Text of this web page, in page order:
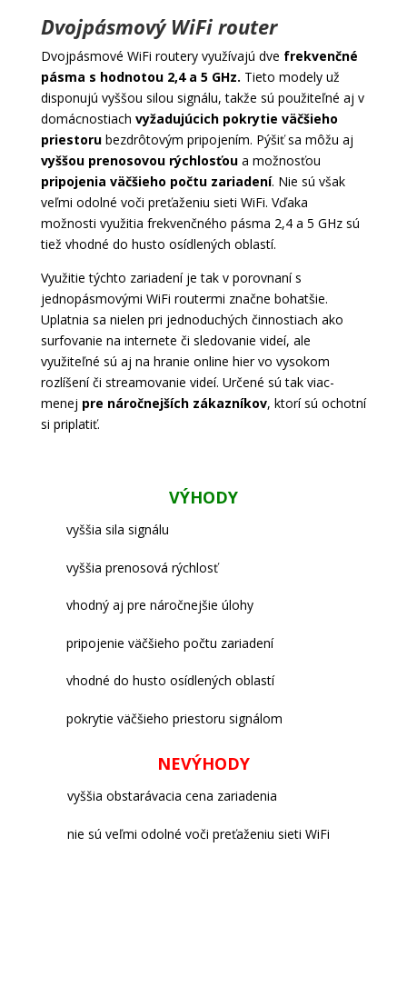
Dvojpásmový WiFi router
Dvojpásmové WiFi routery využívajú dve frekvenčné
pásma s hodnotou 2,4 a 5 GHz. Tieto modely už
disponujú vyššou silou signálu, takže sú použiteľné aj v
domácnostiach vyžadujúcich pokrytie väčšieho
priestorubezdrôtovým pripojením. Pýšiť sa môžu aj
vyššou prenosovou rýchlosťoua možnosťou
pripojenia väčšieho počtu zariadení. Nie sú však
veľmi odolné voči preťaženiu sieti WiFi. Vďaka
možnosti využitia frekvenčného pásma 2,4 a 5 GHz sú
tiež vhodné do husto osídlených oblastí.
Využitie týchto zariadení je tak v porovnaní s
jednopásmovými WiFi routermi značne bohatšie.
Uplatnia sa nielen pri jednoduchých činnostiach ako
surfovanie na internete či sledovanie videí, ale
využiteľné sú aj na hranie online hier vo vysokom
rozlíšení či streamovanie videí. Určené sú tak viac-
menej pre náročnejších zákazníkov, ktorí sú ochotní
si priplatiť.
VÝHODY
vyššia sila signálu
vyššia prenosová rýchlosť
vhodný aj pre náročnejšie úlohy
pripojenie väčšieho počtu zariadení
vhodné do husto osídlených oblastí
pokrytie väčšieho priestoru signálom
NEVÝHODY
vyššia obstarávacia cena zariadenia
nie sú veľmi odolné voči preťaženiu sieti WiFi